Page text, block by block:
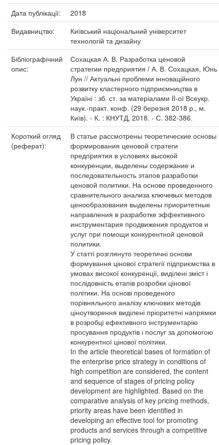
Дата публікації:
2018
Видавництво:
Київський національний університет
технологій та дизайну
Бібліографічний
опис:
Сохацкая А. В. Разработка ценовой
стратегии предприятия / А. В. Сохацкая, Юнь
Лун // Актуальні проблеми інноваційного
розвитку кластерного підприємництва в
Україні : зб. ст. за матеріалами II-ої Всеукр.
наук.-практ. конф. (29 березня 2018 р., м.
Київ). - К. : КНУТД, 2018. - С. 382-386.
Короткий огляд
(реферат):
В статье рассмотрены теоретические основы
формирования ценовой стратеги
предприятия в условиях высокой
конкуренции, выделены содержание и
последовательность этапов разработки
ценовой политики. На основе проведенного
сравнительного анализа ключевых методов
ценообразования выделены приоритетные
направления в разработке эффективного
инструментария продвижения продуктов и
услуг при помощи конкурентной ценовой
политики.
У статті розглянуто теоретичні основи
формування цінової стратегії підприємства в
умовах високої конкуренції, виділені зміст і
послідовність етапів розробки цінової
політики. На основі проведеного
порівняльного аналізу ключових методів
ціноутворення виділені пріоритетні напрямки
в розробці ефективного інструментарію
просування продуктів і послуг за допомогою
конкурентної цінової політики.
In the article theoretical bases of formation of
the enterprise price strategy in conditions of
high competition are considered, the content
and sequence of stages of pricing policy
development are highlighted. Based on the
comparative analysis of key pricing methods,
priority areas have been identified in
developing an effective tool for promoting
products and services through a competitive
pricing policy.